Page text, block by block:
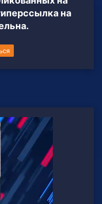
на